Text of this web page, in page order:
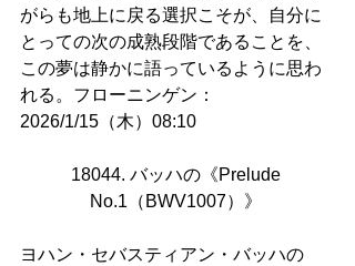
がらも地上に戻る選択こそが、自分に
とっての次の成熟段階であることを、
この夢は静かに語っているように思わ
れる。フローニンゲン：
2026/1/15（木）08:10
18044. バッハの《Prelude
No.1（BWV1007）》
ヨハン・セバスティアン・バッハの